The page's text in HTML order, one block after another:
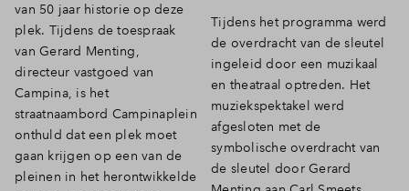
van 50 jaar historie op deze
plek. Tijdens de toespraak
van Gerard Menting,
directeur vastgoed van
Campina, is het
straatnaambord Campinaplein
onthuld dat een plek moet
gaan krijgen op een van de
pleinen in het herontwikkelde
Tijdens het programma werd
de overdracht van de sleutel
ingeleid door een muzikaal
en theatraal optreden. Het
muziekspektakel werd
afgesloten met de
symbolische overdracht van
de sleutel door Gerard